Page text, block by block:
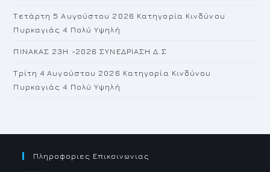
Τετάρτη 5 Αυγούστου 2026 Κατηγορία Κινδύνου
Πυρκαγιάς 4 Πολύ Υψηλή
ΠΙΝΑΚΑΣ 23H -2026 ΣΥΝΕΔΡΙΑΣΗ Δ.Σ
Τρίτη 4 Αυγούστου 2026 Κατηγορία Κινδύνου
Πυρκαγιάς 4 Πολύ Υψηλή
Πληροφοριες Επικοινωνιας